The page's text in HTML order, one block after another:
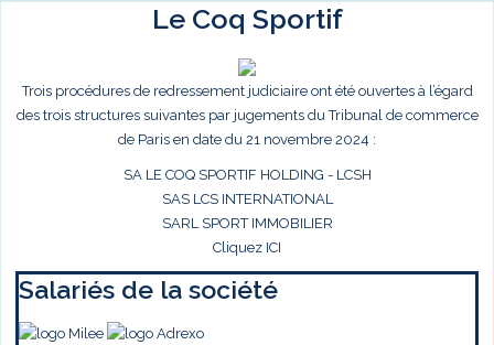
Le Coq Sportif
Trois procédures de redressement judiciaire ont été ouvertes à l’égard
des trois structures suivantes par jugements du Tribunal de commerce
de Paris en date du 21 novembre 2024 :
SA LE COQ SPORTIF HOLDING - LCSH
SAS LCS INTERNATIONAL
SARL SPORT IMMOBILIER
Cliquez ICI
Salariés de la société